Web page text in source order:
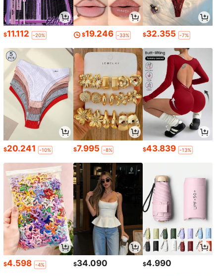
$11.112 -20% $19.246 -33% $32.355 -7%
$20.241 -10% $7.995 -8% $43.839 -13%
$4.598 -4% $34.090 $4.990